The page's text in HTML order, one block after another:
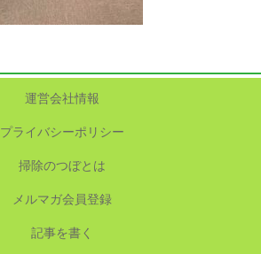
運営会社情報
プライバシーポリシー
掃除のつぼとは
メルマガ会員登録
記事を書く